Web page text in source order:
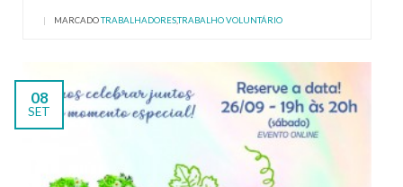
| MARCADOTRABALHADORES,TRABALHO VOLUNTÁRIO
08
SET